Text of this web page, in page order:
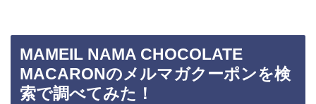
MAMEIL NAMA CHOCOLATE
MACARONのメルマガクーポンを検
索で調べてみた！